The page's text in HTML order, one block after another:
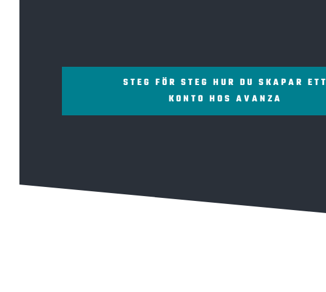
STEG FÖR STEG HUR DU SKAPAR ETT
KONTO HOS AVANZA